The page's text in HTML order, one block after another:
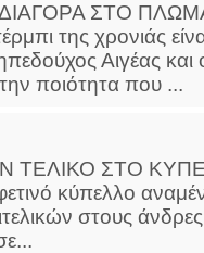
ΣΤΟ
της χρονιάς
Αιγέας και
ποιότητα που ...
ΤΕΛΙΚΟ ΣΤΟ
κύπελλο
στους